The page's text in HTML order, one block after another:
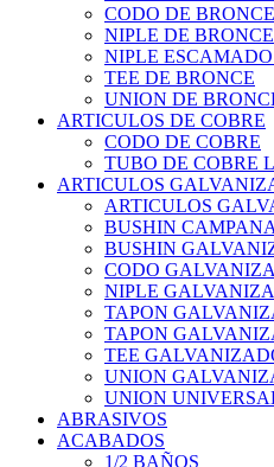
CODO DE BRONCE
NIPLE DE BRONCE
NIPLE
TEE DE BRONCE
UNION DE
ARTICULOS DE COBRE
CODO DE COBRE
TUBO DE COBRE
ARTICULOS
ARTICULOS
BUSHIN
BUSHIN
CODO
NIPLE
TAPON
TAPON
TEE
UNION
UNION
ABRASIVOS
ACABADOS
1/2 BAÑOS